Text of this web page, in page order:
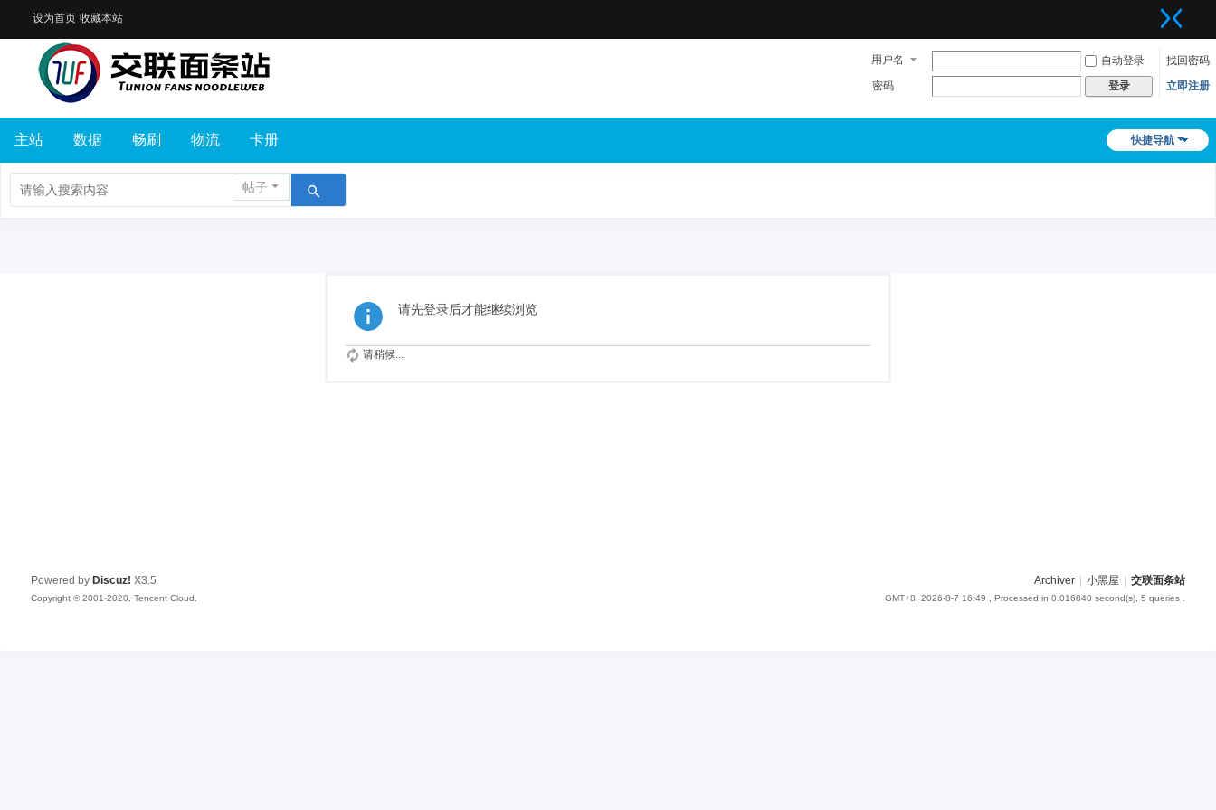
设为首页 收藏本站
用户名 自动登录
找回密码
密码
登录 立即注册
快捷导航
主站 数据 畅刷 物流 卡册
帖子
请先登录后才能继续浏览
请稍候...
Archiver 小黑屋 交联面条站
GMT+8, 2026-8-7 16:49 , Processed in 0.016840 second(s), 5 queries .
Powered by Discuz! X3.5
Copyright © 2001-2020, Tencent Cloud.